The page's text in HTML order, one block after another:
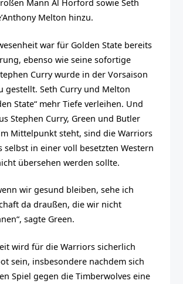
Mann Al Horford sowie Seth
Melton hinzu.
war für Golden State bereits
ebenso wie seine sofortige
Currywurde in der Vorsaison
gestellt. Seth Curry und Melton
State“ mehr Tiefe verleihen. Und
Stephen Curry, Green und Butler
Mittelpunkt steht, sind die Warriors
selbst in einer voll besetzten Western
übersehen werden sollte.
wir gesund bleiben, sehe ich
da draußen, die wir nicht
sagte Green.
wird für die Warriors sicherlich
sein, insbesondere nachdem sich
Spiel gegen die Timberwolves eine